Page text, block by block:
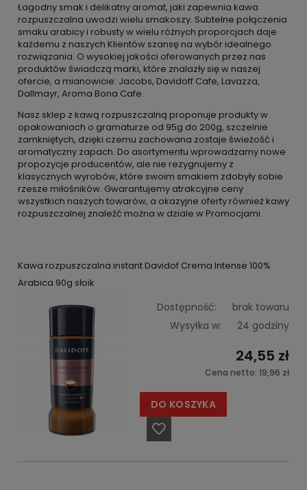
Łagodny smak i delikatny aromat, jaki zapewnia kawa
rozpuszczalna uwodzi wielu smakoszy. Subtelne połączenia
smaku arabicy i robusty w wielu różnych proporcjach daje
każdemu z naszych Klientów szansę na wybór idealnego
rozwiązania. O wysokiej jakości oferowanych przez nas
produktów świadczą marki, które znalazły się w naszej
ofercie, a mianowicie: Jacobs, Davidoff Cafe, Lavazza,
Dallmayr, Aroma Bona Cafe.
Nasz sklep z kawą rozpuszczalną proponuje produkty w
opakowaniach o gramaturze od 95g do 200g, szczelnie
zamkniętych, dzięki czemu zachowana zostaje świeżość i
aromatyczny zapach. Do asortymentu wprowadzamy nowe
propozycje producentów, ale nie rezygnujemy z
klasycznych wyrobów, które swoim smakiem zdobyły sobie
rzesze miłośników. Gwarantujemy atrakcyjne ceny
wszystkich naszych towarów, a okazyjne oferty również kawy
rozpuszczalnej znaleźć można w dziale w Promocjami.
Kawa rozpuszczalna instant Davidof Crema Intense 100%
Arabica 90g słoik
Dostępność:
brak towaru
Wysyłka w:
24 godziny
24,55 zł
Cena netto: 19,96 zł
DO KOSZYKA